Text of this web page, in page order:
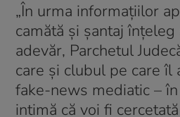
„În urma informaţiilor
camătă şi şantaj
adevăr, Parchetul
care şi clubul pe care îl
fake-news mediatic –
intimă că voi fi